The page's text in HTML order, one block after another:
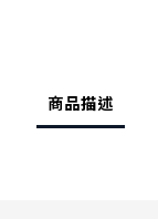
商品描述